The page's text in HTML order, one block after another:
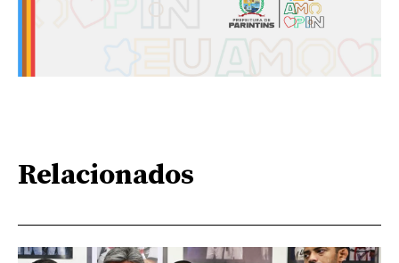
Relacionados